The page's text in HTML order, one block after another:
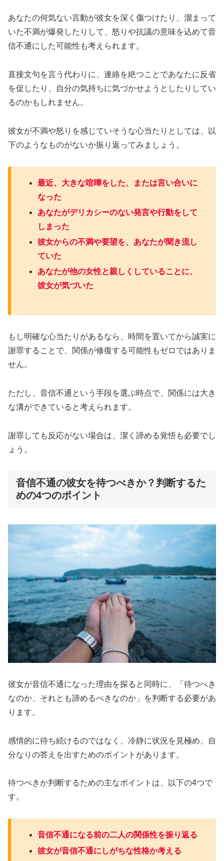
あなたの何気ない言動が彼女を深く傷つけたり、溜まって
いた不満が爆発したりして、怒りや抗議の意味を込めて音
信不通にした可能性も考えられます。
直接文句を言う代わりに、連絡を絶つことであなたに反省
を促したり、自分の気持ちに気づかせようとしたりしてい
るのかもしれません。
彼女が不満や怒りを感じていそうな心当たりとしては、以
下のようなものがないか振り返ってみましょう。
最近、大きな喧嘩をした、または言い合いに
なった
あなたがデリカシーのない発言や行動をして
しまった
彼女からの不満や要望を、あなたが聞き流し
ていた
あなたが他の女性と親しくしていることに、
彼女が気づいた
もし明確な心当たりがあるなら、時間を置いてから誠実に
謝罪することで、関係が修復する可能性もゼロではありま
せん。
ただし、音信不通という手段を選ぶ時点で、関係には大き
な溝ができていると考えられます。
謝罪しても反応がない場合は、潔く諦める覚悟も必要でし
ょう。
音信不通の彼女を待つべきか？判断するた
めの4つのポイント
彼女が音信不通になった理由を探ると同時に、「待つべき
なのか、それとも諦めるべきなのか」を判断する必要があ
ります。
感情的に待ち続けるのではなく、冷静に状況を見極め、自
分なりの答えを出すためのポイントがあります。
待つべきか判断するための主なポイントは、以下の4つで
す。
音信不通になる前の二人の関係性を振り返る
彼女が音信不通にしがちな性格か考える